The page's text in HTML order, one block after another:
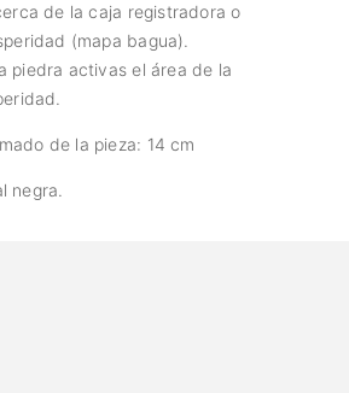
de la caja registradora o
(mapa bagua).
piedra activas el área de la
de la pieza: 14 cm
negra.